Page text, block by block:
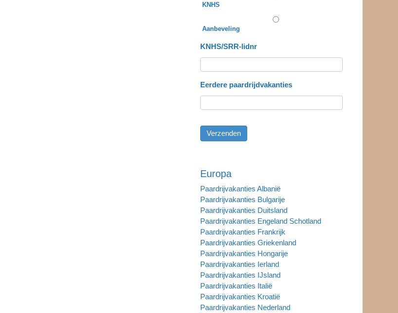
KNHS
Aanbeveling
KNHS/SRR-lidnr
Eerdere paardrijdvakanties
Europa
Paardrijvakanties Albanië
Paardrijvakanties Bulgarije
Paardrijvakanties Duitsland
Paardrijvakanties Engeland Schotland
Paardrijvakanties Frankrijk
Paardrijvakanties Griekenland
Paardrijvakanties Hongarije
Paardrijvakanties Ierland
Paardrijvakanties IJsland
Paardrijvakanties Italië
Paardrijvakanties Kroatië
Paardrijvakanties Nederland